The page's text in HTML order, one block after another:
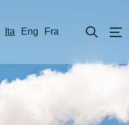
Ita Eng Fra